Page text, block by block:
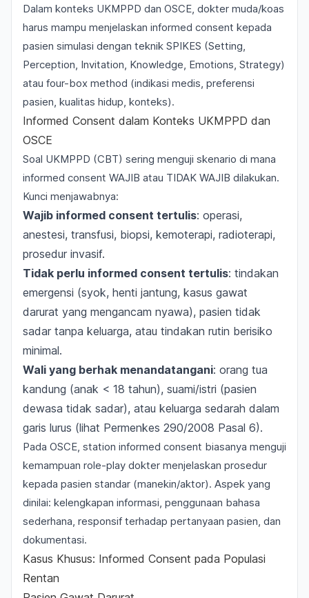
Dalam konteks UKMPPD dan OSCE, dokter muda/koas
harus mampu menjelaskan informed consent kepada
pasien simulasi dengan teknik SPIKES (Setting,
Perception, Invitation, Knowledge, Emotions, Strategy)
atau four-box method (indikasi medis, preferensi
pasien, kualitas hidup, konteks).
Informed Consent dalam Konteks UKMPPD dan
OSCE
Soal UKMPPD (CBT) sering menguji skenario di mana
informed consent WAJIB atau TIDAK WAJIB dilakukan.
Kunci menjawabnya:
Wajib informed consent tertulis: operasi,
anestesi, transfusi, biopsi, kemoterapi, radioterapi,
prosedur invasif.
Tidak perlu informed consent tertulis: tindakan
emergensi (syok, henti jantung, kasus gawat
darurat yang mengancam nyawa), pasien tidak
sadar tanpa keluarga, atau tindakan rutin berisiko
minimal.
Wali yang berhak menandatangani: orang tua
kandung (anak < 18 tahun), suami/istri (pasien
dewasa tidak sadar), atau keluarga sedarah dalam
garis lurus (lihat Permenkes 290/2008 Pasal 6).
Pada OSCE, station informed consent biasanya menguji
kemampuan role-play dokter menjelaskan prosedur
kepada pasien standar (manekin/aktor). Aspek yang
dinilai: kelengkapan informasi, penggunaan bahasa
sederhana, responsif terhadap pertanyaan pasien, dan
dokumentasi.
Kasus Khusus: Informed Consent pada Populasi
Rentan